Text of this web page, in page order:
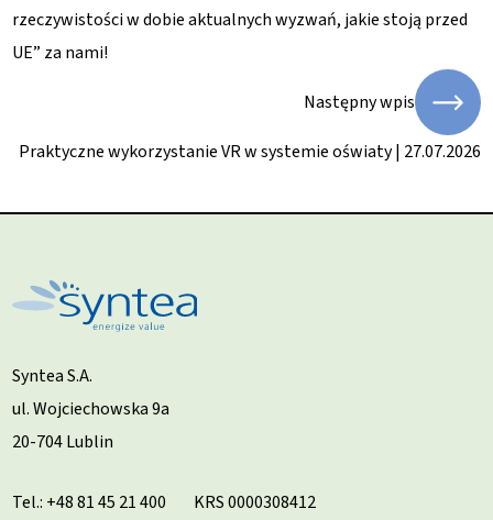
rzeczywistości w dobie aktualnych wyzwań, jakie stoją przed
UE” za nami!
Następny wpis
Praktyczne wykorzystanie VR w systemie oświaty | 27.07.2026
Syntea S.A.
ul. Wojciechowska 9a
20-704 Lublin
Tel.: +48 81 45 21 400
KRS 0000308412